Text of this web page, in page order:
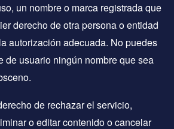
un nombre o marca registrada que
derecho de otra persona o entidad
autorización adecuada. No puedes
de usuario ningún nombre que sea
de rechazar el servicio,
o editar contenido o cancelar